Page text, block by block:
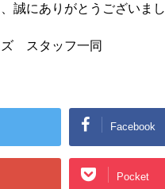
誠にありがとうございまし
ズ スタッフ一同
Facebook
Pocket